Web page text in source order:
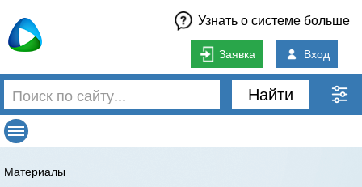
Узнать о системе больше
Заявка Вход
Найти
Материалы